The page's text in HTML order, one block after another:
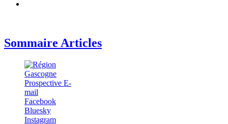
Sommaire Articles